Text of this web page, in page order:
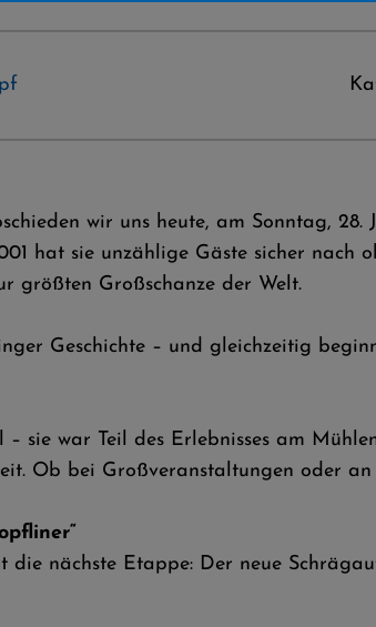
wir uns heute, am Sonntag,
hat sie unzählige Gäste sicher nach
größten Großschanze der Welt.
Geschichte – und gleichzeitig
sie war Teil des Erlebnisses am
Ob bei Großveranstaltungen oder
nächste Etappe: Der neue